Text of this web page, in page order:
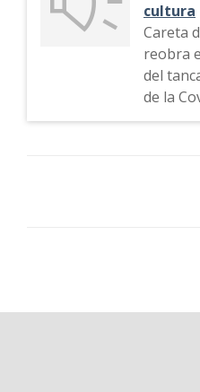
cultura
Careta
reobra
del
de la
l'equip,